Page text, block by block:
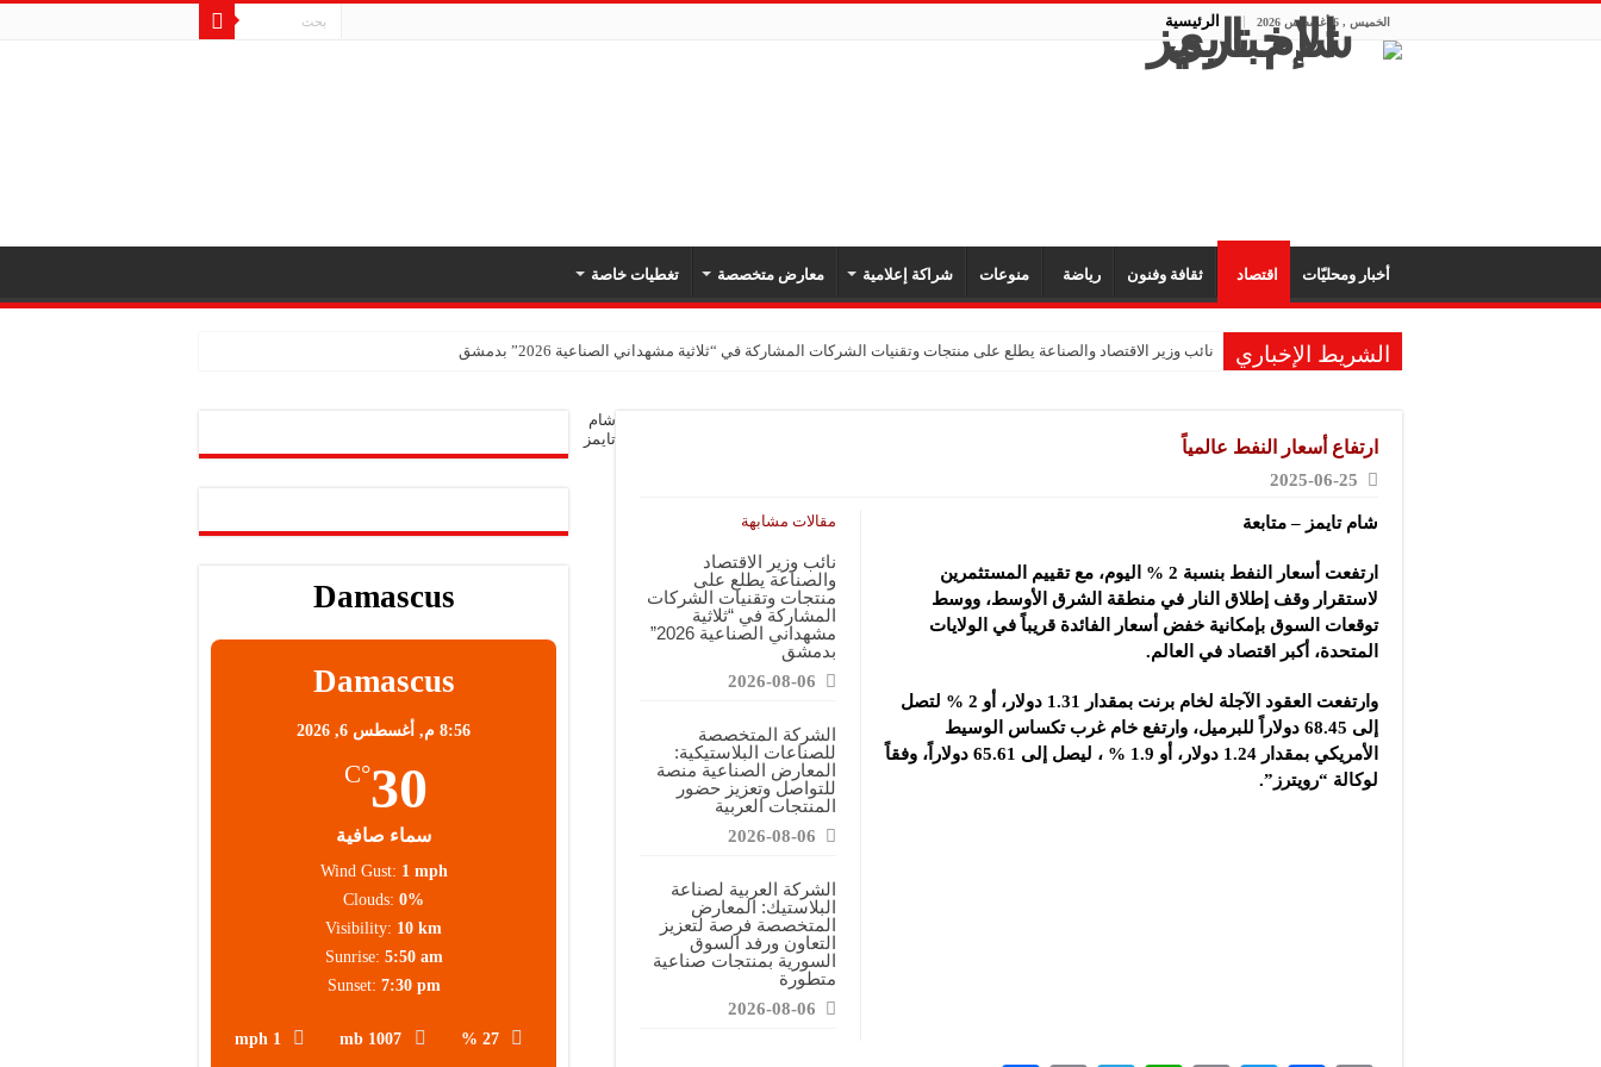
الخميس , 6 أغسطس 2026 الرئيسية
أخبار ومحليّات اقتصاد ثقافة وفنون رياضة منوعات شراكة إعلامية معارض متخصصة تغطيات خاصة
الشريط الإخباري نائب وزير الاقتصاد والصناعة يطلع على منتجات وتقنيات الشركات المشاركة في “ثلاثية مشهداني الصناعية 2026” بدمشق
ارتفاع أسعار النفط عالمياً
2025-06-25
مقالات مشابهة
نائب وزير الاقتصاد
والصناعة يطلع على
منتجات وتقنيات الشركات
المشاركة في “ثلاثية
مشهداني الصناعية 2026”
بدمشق
2026-08-06
الشركة المتخصصة
للصناعات البلاستيكية:
المعارض الصناعية منصة
للتواصل وتعزيز حضور
المنتجات العربية
2026-08-06
الشركة العربية لصناعة
البلاستيك: المعارض
المتخصصة فرصة لتعزيز
التعاون ورفد السوق
السورية بمنتجات صناعية
متطورة
2026-08-06
شام تايمز – متابعة
ارتفعت أسعار النفط بنسبة 2 % اليوم، مع تقييم المستثمرين
لاستقرار وقف إطلاق النار في منطقة الشرق الأوسط، ووسط
توقعات السوق بإمكانية خفض أسعار الفائدة قريباً في الولايات
المتحدة، أكبر اقتصاد في العالم.
وارتفعت العقود الآجلة لخام برنت بمقدار 1.31 دولار، أو 2 % لتصل
إلى 68.45 دولاراً للبرميل، وارتفع خام غرب تكساس الوسيط
الأمريكي بمقدار 1.24 دولار، أو 1.9 % ، ليصل إلى 65.61 دولاراً، وفقاً
لوكالة “رويترز”.
Damascus
Damascus
8:56 م, أغسطس 6, 2026
30
°C
سماء صافية
27 %
1007 mb
1 mph
Wind Gust: 1 mph
Clouds: 0%
Visibility: 10 km
Sunrise: 5:50 am
Sunset: 7:30 pm
شام
تايمز